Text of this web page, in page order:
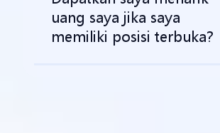
uang saya jika saya
memiliki posisi terbuka?